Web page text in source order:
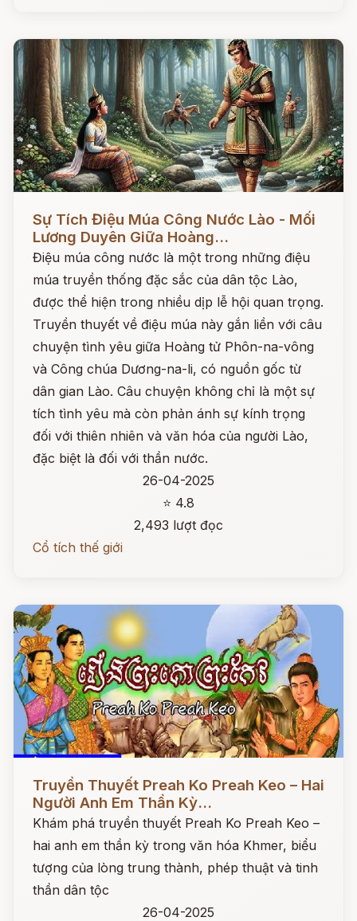
Sự Tích Điệu Múa Công Nước Lào - Mối
Lương Duyên Giữa Hoàng...
Điệu múa công nước là một trong những điệu
múa truyền thống đặc sắc của dân tộc Lào,
được thể hiện trong nhiều dịp lễ hội quan trọng.
Truyền thuyết về điệu múa này gắn liền với câu
chuyện tình yêu giữa Hoàng tử Phôn-na-vông
và Công chúa Dương-na-li, có nguồn gốc từ
dân gian Lào. Câu chuyện không chỉ là một sự
tích tình yêu mà còn phản ánh sự kính trọng
đối với thiên nhiên và văn hóa của người Lào,
đặc biệt là đối với thần nước.
26-04-2025
⭐ 4.8
2,493 lượt đọc
Cổ tích thế giới
Đọc ngay
Truyền Thuyết Preah Ko Preah Keo – Hai
Người Anh Em Thần Kỳ...
Khám phá truyền thuyết Preah Ko Preah Keo –
hai anh em thần kỳ trong văn hóa Khmer, biểu
tượng của lòng trung thành, phép thuật và tinh
thần dân tộc
26-04-2025